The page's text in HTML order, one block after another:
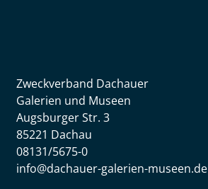
Zweckverband Dachauer
Galerien und Museen
Augsburger Str. 3
85221 Dachau
08131/5675-0
info@dachauer-galerien-museen.de